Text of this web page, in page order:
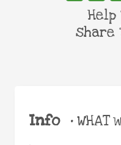
Info •WHAT
share